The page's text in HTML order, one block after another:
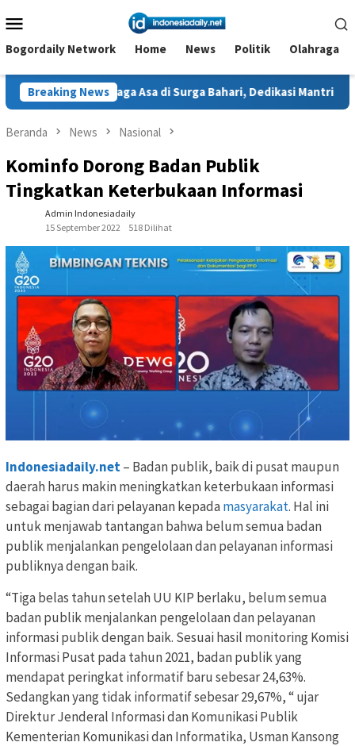
ke
kontenMobile
Bogordaily Network Home News Politik Olahraga
Breaking News
Asa di Surga Bahari, Dedikasi Mantri BRI untuk Masyarakat
Beranda News Nasional
Kominfo Dorong Badan Publik
Tingkatkan Keterbukaan Informasi
Admin Indonesiadaily
15 September 2022
518 Dilihat
Indonesiadaily.net– Badan publik, baik di pusat maupun
daerah harus makin meningkatkan keterbukaan informasi
sebagai bagian dari pelayanan kepadamasyarakat. Hal ini
untuk menjawab tantangan bahwa belum semua badan
publik menjalankan pengelolaan dan pelayanan informasi
publiknya dengan baik.
“Tiga belas tahun setelah UU KIP berlaku, belum semua
badan publik menjalankan pengelolaan dan pelayanan
informasi publik dengan baik. Sesuai hasil monitoring Komisi
Informasi Pusat pada tahun 2021, badan publik yang
mendapat peringkat informatif baru sebesar 24,63%.
Sedangkan yang tidak informatif sebesar 29,67%, “ ujar
Direktur Jenderal Informasi dan Komunikasi Publik
Kementerian Komunikasi dan Informatika, Usman Kansong